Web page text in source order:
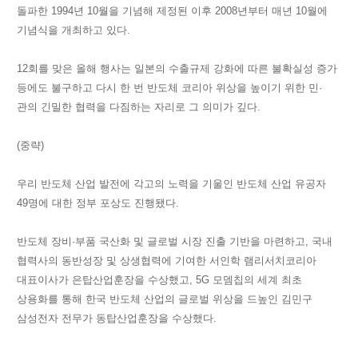
돌파한 1994년 10월을 기념해 제정된 이후 2008년부터 매년 10월에
기념식을 개최하고 있다.
12회를 맞은 올해 행사는 일본의 수출규제 강화에 따른 불확실성 증가
등에도 불구하고 다시 한 번 반도체 코리아 위상을 높이기 위한 민·
관의 긴밀한 협력을 다짐하는 자리로 그 의미가 깊다.
(중략)
우리 반도체 산업 발전에 각고의 노력을 기울인 반도체 산업 유공자
49명에 대한 정부 포상도 진행됐다.
반도체 장비·부품 국산화 및 글로벌 시장 진출 기반을 마련하고, 국내
협력사의 동반성장 및 상생협력에 기여한 서인학 램리서치코리아
대표이사가 은탑산업훈장을 수상했고, 5G 모뎀칩의 세계 최초
상용화를 통해 한국 반도체 산업의 글로벌 위상을 드높인 김민구
삼성전자 전무가 동탑산업훈장을 수상했다.